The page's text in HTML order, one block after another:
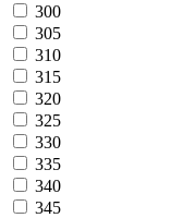
300
305
310
315
320
325
330
335
340
345